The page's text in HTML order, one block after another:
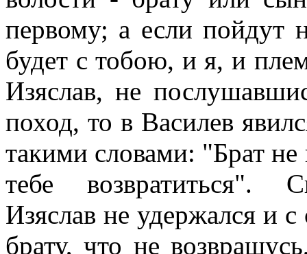
первому; а если пойдут
будет с тобою, и я, и
Изяслав, не
поход, то в Василев
такими словами: "Брат не
тебе возвратиться".
Изяслав не удержался и
брату, что не